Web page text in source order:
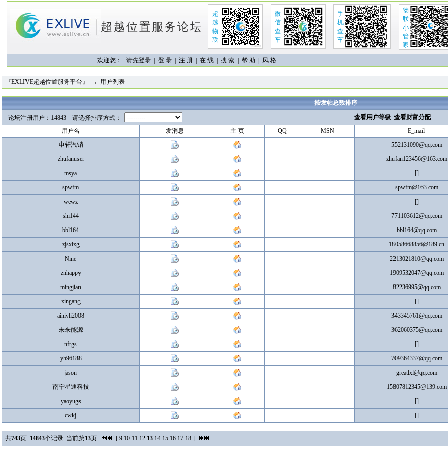
超越位置服务论坛
超
越
物
联
微
信
查
车
手
机
查
车
物
联
小
管
家
欢迎您： 请先登录 | 登 录 注 册 在 线 搜 索 帮 助 | 风 格
『EXLIVE超越位置服务平台』 → 用户列表
按发帖总数排序
论坛注册用户：14843 请选择排序方式： 查看用户等级 查看财富分配
用户名
发消息 主 页 QQ MSN E_mail
申轩汽销
552131090@qq.com
zhufanuser
zhufan123456@163.com
msya
[]
spwfm
spwfm@163.com
wewz
[]
shi144
771103612@qq.com
bbl164
bbl164@qq.com
zjsxlxg
18058668856@189.cn
Nine
2213021810@qq.com
znhappy
1909532047@qq.com
mingjian
82236995@qq.com
xingang
[]
ainiyli2008
343345761@qq.com
未来能源
362060375@qq.com
nfrgs
[]
yh96188
709364337@qq.com
jason
greatlxl@qq.com
南宁星通科技
15807812345@139.com
yaoyugs
[]
cwkj
[]
共743页 14843个记录 当前第13页 [ 9 10 11 12 13 14 15 16 17 18 ]